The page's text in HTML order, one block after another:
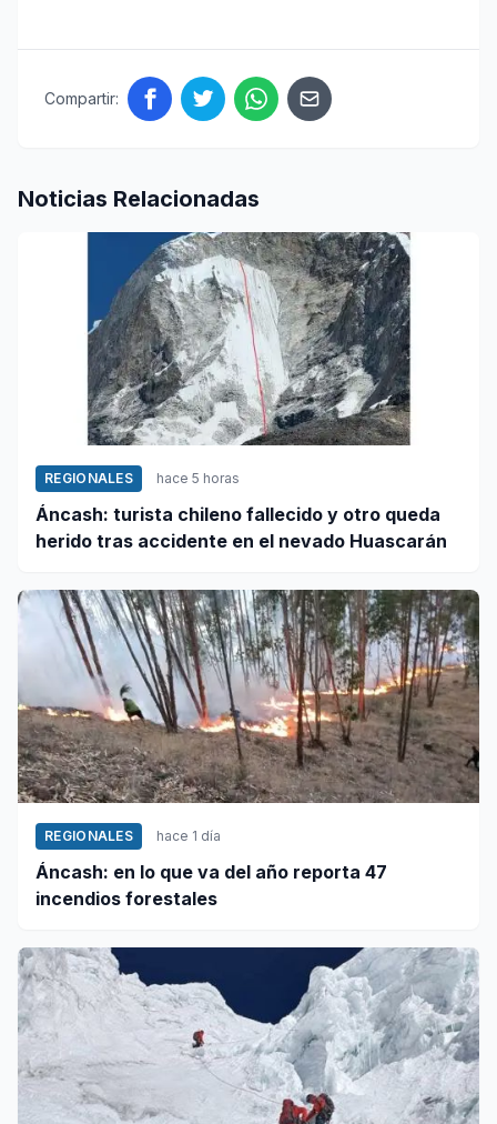
Compartir:
Noticias Relacionadas
REGIONALES hace 5 horas
Áncash: turista chileno fallecido y otro queda
herido tras accidente en el nevado Huascarán
REGIONALES hace 1 día
Áncash: en lo que va del año reporta 47
incendios forestales